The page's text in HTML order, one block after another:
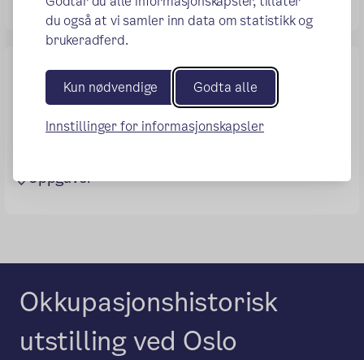
du også at vi samler inn data om statistikk og
brukeradferd.
Kun nødvendige Godta alle
Innstillinger for informasjonskapsler
Demokratiet i krise? Meny
Inn i historien
Oversikt
Oppgaver
Okkupasjonshistorisk
utstilling ved Oslo